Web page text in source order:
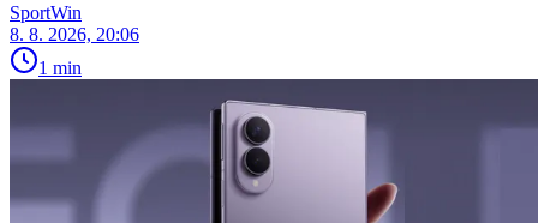
SportWin
8. 8. 2026, 20:06
1 min